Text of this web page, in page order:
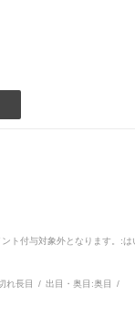
ト付与対象外となります。 :は
れ長目 出目・奥目:奥目